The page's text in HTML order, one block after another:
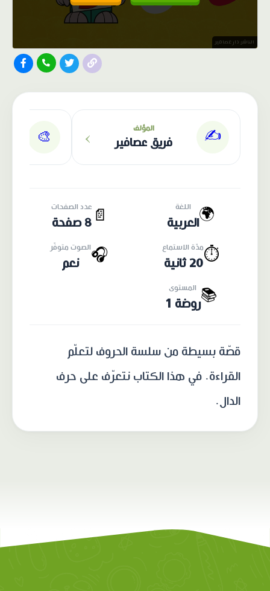
الناشر: دار عصافير
✍️ المؤلف
فريق عصافير ›
🎨
🌍 اللغة
العربية 📄
عدد الصفحات
8 صفحة
⏱️مدّة الاستماع
20 ثانية
🎧الصوت متوفّر
نعم
📚 المستوى
روضة 1
قصّة بسيطة من سلسة الحروف لتعلّم
القراءة. في هذا الكتاب نتعرّف على حرف
الدال.